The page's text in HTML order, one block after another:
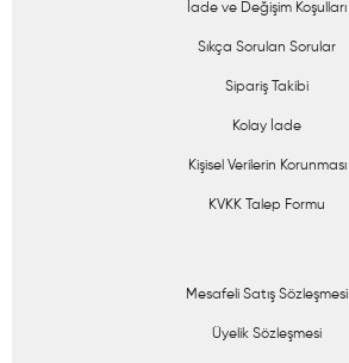
İade ve Değişim Koşulları
Sıkça Sorulan Sorular
Sipariş Takibi
Kolay İade
Kişisel Verilerin Korunması
KVKK Talep Formu
Mesafeli Satış Sözleşmesi
Üyelik Sözleşmesi